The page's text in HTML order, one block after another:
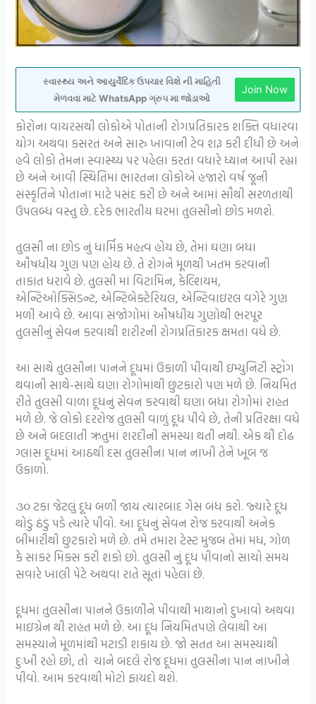
સ્વાસ્થ્ય અને આયુર્વેદિક ઉપચાર વિશે ની માહિતી
મેળવવા માટે WhatsApp ગ્રુપ મા જોડાઓ
Join Now
કોરોના વાયરસથી લોકોએ પોતાની રોગપ્રતિકારક શક્તિ વધારવા
યોગ અથવા કસરત અને સારુ ખાવાની ટેવ શરૂ કરી દીધી છે અને
હવે લોકો તેમના સ્વાસ્થ્ય પર પહેલા કરતા વધારે ધ્યાન આપી રહ્યા
છે અને આવી સ્થિતિમાં ભારતના લોકોએ હજારો વર્ષ જૂની
સંસ્કૃતિને પોતાના માટે પસંદ કરી છે અને આમાં સૌથી સરળતાથી
ઉપલબ્ધ વસ્તુ છે. દરેક ભારતીય ઘરમાં તુલસીનો છોડ મળશે.
તુલસી ના છોડ નું ધાર્મિક મહત્વ હોય છે, તેમાં ઘણા બધા
ઔષધીય ગુણ પણ હોય છે. તે રોગને મૂળથી ખતમ કરવાની
તાકાત ધરાવે છે. તુલસી માં વિટામિન, કેલ્શિયમ,
એન્ટિઓક્સિડન્ટ, એન્ટિબેક્ટેરિયલ, એન્ટિવાઇરલ વગેરે ગુણ
મળી આવે છે. આવા સંજોગોમાં ઔષધીય ગુણોથી ભરપૂર
તુલસીનું સેવન કરવાથી શરીરની રોગપ્રતિકારક ક્ષમતા વધે છે.
આ સાથે તુલસીના પાનને દૂધમાં ઉકાળી પીવાથી ઇમ્યુનિટી સ્ટ્રોંગ
થવાની સાથે-સાથે ઘણા રોગોમાંથી છુટકારો પણ મળે છે. નિયમિત
રીતે તુલસી વાળા દૂધનું સેવન કરવાથી ઘણા બધા રોગોમાં રાહત
મળે છે. જે લોકો દરરોજ તુલસી વાળું દૂધ પીવે છે, તેની પ્રતિરક્ષા વધે
છે અને બદલાતી ઋતુમાં શરદીની સમસ્યા થતી નથી. એક થી દોઢ
ગ્લાસ દૂધમાં આઠથી દસ તુલસીના પાન નાખી તેને ખૂબ જ
ઉકાળો.
૩૦ ટકા જેટલું દૂધ બળી જાય ત્યારબાદ ગેસ બંધ કરો. જ્યારે દૂધ
થોડું ઠંડું પડે ત્યારે પીવો. આ દૂધનું સેવન રોજ કરવાથી અનેક
બીમારીથી છુટકારો મળે છે. તમે તમારા ટેસ્ટ મુજબ તેમાં મધ, ગોળ
કે સાકર મિક્સ કરી શકો છો. તુલસી નું દૂધ પીવાનો સાચો સમય
સવારે ખાલી પેટે અથવા રાતે સૂતાં પહેલાં છે.
દૂધમાં તુલસીના પાનને ઉકાળીને પીવાથી માથાનો દુખાવો અથવા
માઇગ્રેન થી રાહત મળે છે. આ દૂધ નિયમિતપણે લેવાથી આ
સમસ્યાને મૂળમાંથી મટાડી શકાય છે. જો સતત આ સમસ્યાથી
દુઃખી રહો છો, તો ચાને બદલે રોજ દૂધમાં તુલસીના પાન નાખીને
પીવો. આમ કરવાથી મોટો ફાયદો થશે.